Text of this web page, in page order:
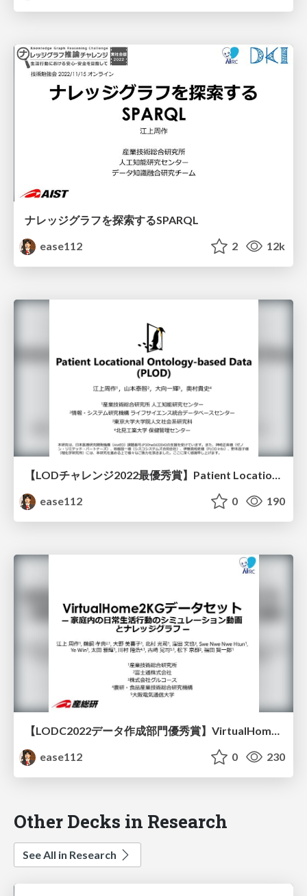
ナレッジグラフを探索するSPARQL
ease112
2 12k
【LODチャレンジ2022最優秀賞】Patient Locational Ontology-based Data (PLOD)
ease112
0 190
【LODC2022データ作成部門優秀賞】VirtualHome2KGデータセット―家庭内の日常生活行動のシミュレーション動画とナレッジグラフ―
ease112
0 230
Other Decks in Research
See All in Research